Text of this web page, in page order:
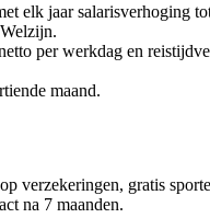
elk jaar salarisverhoging
per werkdag en
maand.
verzekeringen, gratis
na 7 maanden.